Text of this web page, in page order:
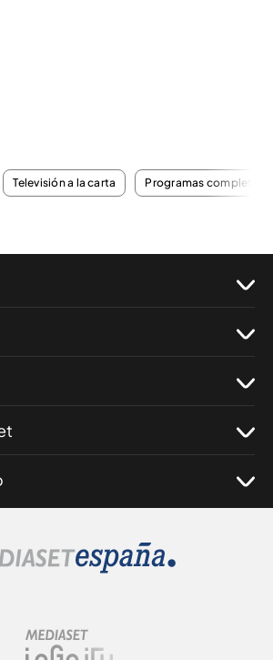
Televisión a la carta Programas completos